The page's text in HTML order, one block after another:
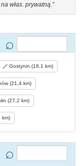
włas. prywatną.
Gostynin (18,1 km)
(21,4 km)
(27,2 km)
km)